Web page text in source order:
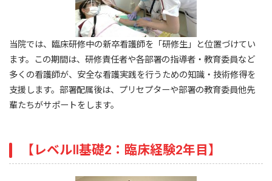
当院では、臨床研修中の新卒看護師を「研修生」と位置づけてい
ます。この期間は、研修責任者や各部署の指導者・教育委員など
多くの看護師が、安全な看護実践を行うための知識・技術修得を
支援します。部署配属後は、プリセプターや部署の教育委員他先
輩たちがサポートをします。
【レベルⅡ基礎2：臨床経験2年目】